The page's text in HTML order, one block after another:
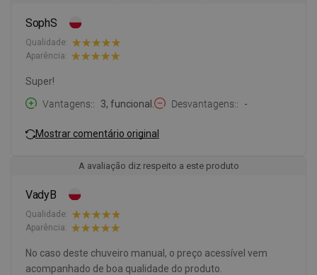
SophS
Qualidade:
Aparência:
Super!
Vantagens:
3, funcional. Desvantagens: -
Mostrar comentário original
A avaliação diz respeito a este produto
VadyB
Qualidade:
Aparência:
No caso deste chuveiro manual, o preço acessível vem
acompanhado de boa qualidade do produto.